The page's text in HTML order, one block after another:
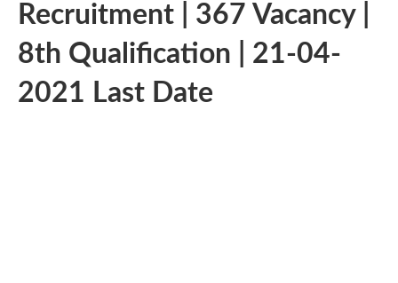
Recruitment | 367 Vacancy |
8th Qualification | 21-04-
2021 Last Date